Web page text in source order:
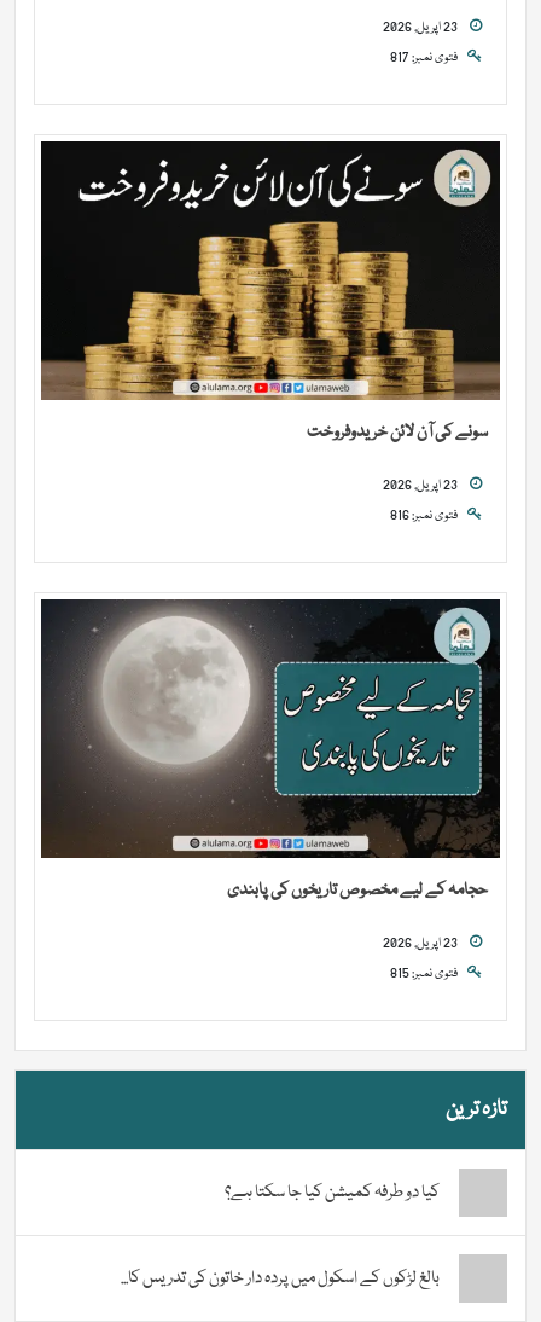
فتوی نمبر: 817
سونے کی آن لائن خریدوفروخت
فتوی نمبر: 816
حجامہ کے لیے مخصوص تاریخوں کی پابندی
فتوی نمبر: 815
تازہ ترین
کیا دو طرفہ کمیشن کیا جا سکتا ہے؟
بالغ لڑکوں کے اسکول میں پردہ دار خاتون کی تدریس کا...